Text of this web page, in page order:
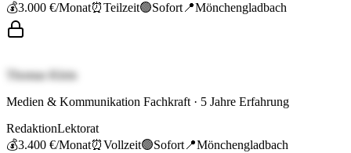
💰3.000 €/Monat⏰Teilzeit🟢Sofort 📍Mönchengladbach
Thomas Klein
Medien & Kommunikation Fachkraft · 5 Jahre Erfahrung
RedaktionLektorat
💰3.400 €/Monat⏰Vollzeit🟢Sofort 📍Mönchengladbach